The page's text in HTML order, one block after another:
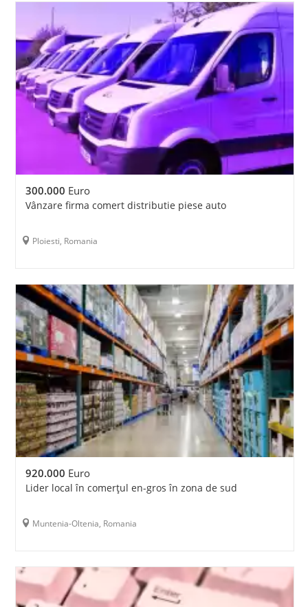
300.000 Euro
Vânzare firma comert distributie piese auto
Ploiesti, Romania
920.000 Euro
Lider local în comerțul en-gros în zona de sud
Muntenia-Oltenia, Romania